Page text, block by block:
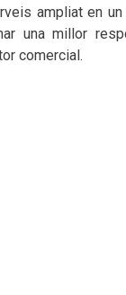
ampliat en un
una millor
comercial.